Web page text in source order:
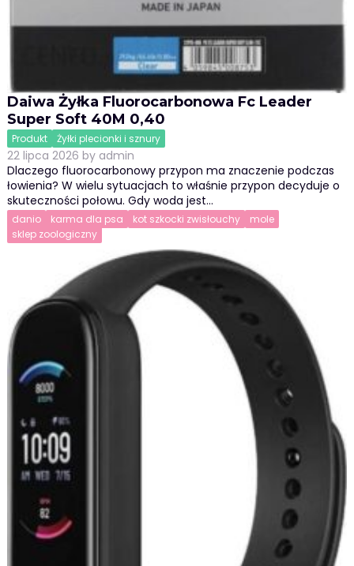
Daiwa Żyłka Fluorocarbonowa Fc Leader
Super Soft 40M 0,40
Produkt Żyłki plecionki i sznury
22 lipca 2026 by admin
Dlaczego fluorocarbonowy przypon ma znaczenie podczas
łowienia? W wielu sytuacjach to właśnie przypon decyduje o
skuteczności połowu. Gdy woda jest…
danio karma dla psa kot szkocki zwisłouchy
mole
sklep zoologiczny